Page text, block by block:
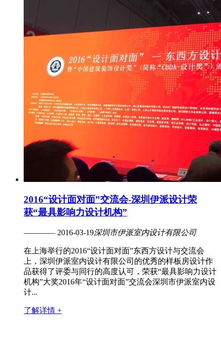
2016“设计面对面”交流会-深圳伊派设计荣
获“最具影响力设计机构”
———— 2016-03-19深圳市伊派室内设计有限公司
在上海举行的2016“设计面对面”东西方设计与交流会
上，深圳伊派室内设计有限公司的优秀的样板房设计作
品获得了评委与同行的高度认可，荣获“最具影响力设计
机构”大奖2016年“设计面对面”交流会深圳市伊派室内设
计...
了解详情 +